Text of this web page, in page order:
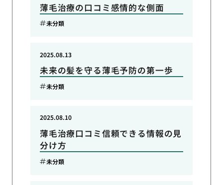
薄毛治療の口コミ感情的な側面
未分類
未来の髪を守る薄毛予防の第一歩
2025.08.13
未分類
薄毛治療口コミ信頼できる情報の見
分け方
2025.08.10
未分類